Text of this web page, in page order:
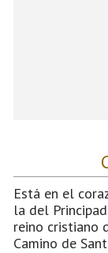
Está en el
la del
reino cristiano
Camino de